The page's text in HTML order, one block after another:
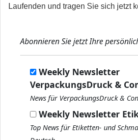
Laufenden und tragen Sie sich jetzt